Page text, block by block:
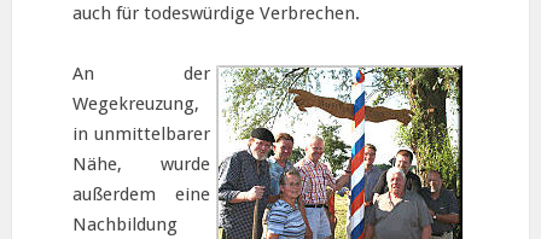
auch für todeswürdige Verbrechen.
An der
Wegekreuzung,
in unmittelbarer
Nähe, wurde
außerdem eine
Nachbildung